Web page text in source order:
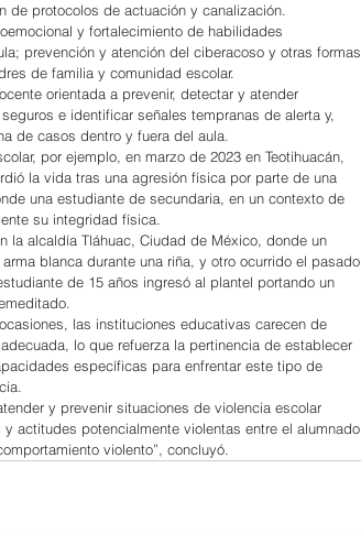
de protocolos de actuación y canalización.
y fortalecimiento de habilidades
prevención y atención del ciberacoso y otras formas
de familia y comunidad escolar.
orientada a prevenir, detectar y atender
e identificar señales tempranas de alerta y,
de casos dentro y fuera del aula.
por ejemplo, en marzo de 2023 en Teotihuacán,
la vida tras una agresión física por parte de una
una estudiante de secundaria, en un contexto de
su integridad física.
la alcaldía Tláhuac, Ciudad de México, donde un
blanca durante una riña, y otro ocurrido el pasado
de 15 años ingresó al plantel portando un
las instituciones educativas carecen de
lo que refuerza la pertinencia de establecer
específicas para enfrentar este tipo de
y prevenir situaciones de violencia escolar
actitudes potencialmente violentas entre el alumnado
violento”, concluyó.